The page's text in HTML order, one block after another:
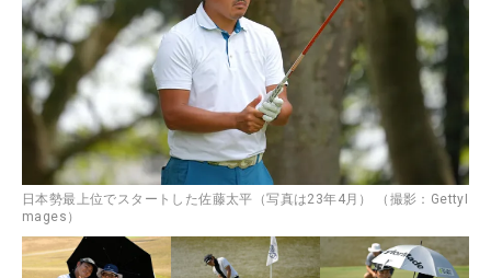
日本勢最上位でスタートした佐藤太平（写真は23年4月） （撮影：GettyI
mages）